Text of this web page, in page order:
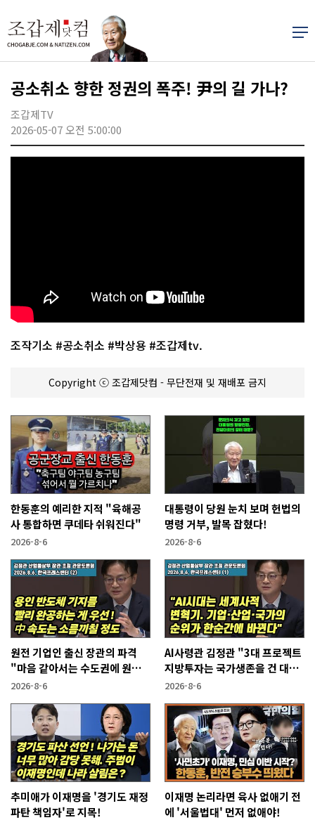
공소취소 향한 정권의 폭주! 尹의 길 가나?
조갑제TV
2026-05-07 오전 5:00:00
조작기소 #공소취소 #박상용 #조갑제tv.
Copyright ⓒ 조갑제닷컴 - 무단전재 및 재배포 금지
한동훈의 예리한 지적 "육해공
사 통합하면 쿠데타 쉬워진다"
2026-8-6
대통령이 당원 눈치 보며 헌법의
명령 거부, 발목 잡혔다!
2026-8-6
원전 기업인 출신 장관의 파격
"마음 같아서는 수도권에 원전
짓고싶다"
2026-8-6
AI사령관 김정관 "3대 프로젝트
지방투자는 국가생존을 건 대전
략"
2026-8-6
추미애가 이재명을 '경기도 재정
파탄 책임자'로 지목!
이재명 논리라면 육사 없애기 전
에 '서울법대' 먼저 없애야!